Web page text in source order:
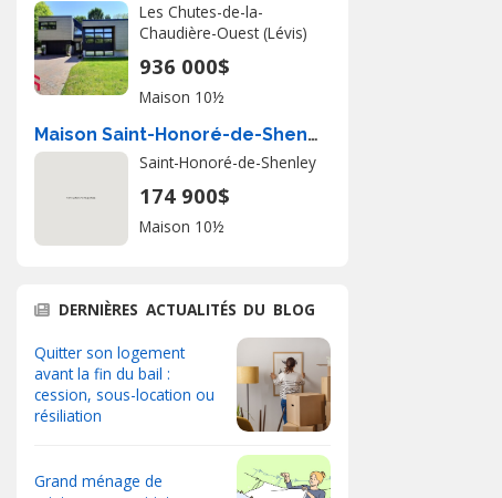
Les Chutes-de-la-
Chaudière-Ouest (Lévis)
936 000$
Maison 10½
Maison Saint-Honoré-de-Shenley � Vendre
Saint-Honoré-de-Shenley
174 900$
Maison 10½
DERNIÈRES ACTUALITÉS DU BLOG
Quitter son logement
avant la fin du bail :
cession, sous-location ou
résiliation
Grand ménage de